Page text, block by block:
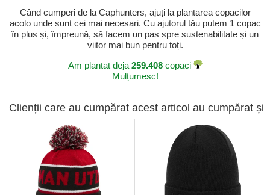
Când cumperi de la Caphunters, ajuți la plantarea copacilor
acolo unde sunt cei mai necesari. Cu ajutorul tău putem 1 copac
în plus și, împreună, să facem un pas spre sustenabilitate și un
viitor mai bun pentru toți.
Am plantat deja 259.408copaci
Mulțumesc!
Clienții care au cumpărat acest articol au cumpărat și